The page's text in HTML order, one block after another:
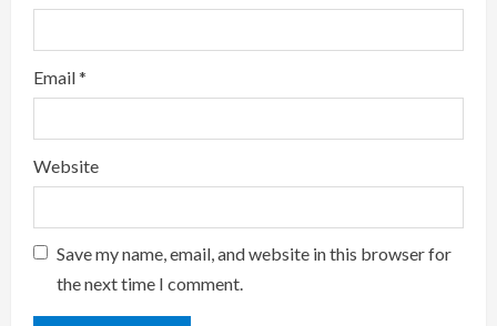
Email*
Website
Save my name, email, and website in this browser for
the next time I comment.